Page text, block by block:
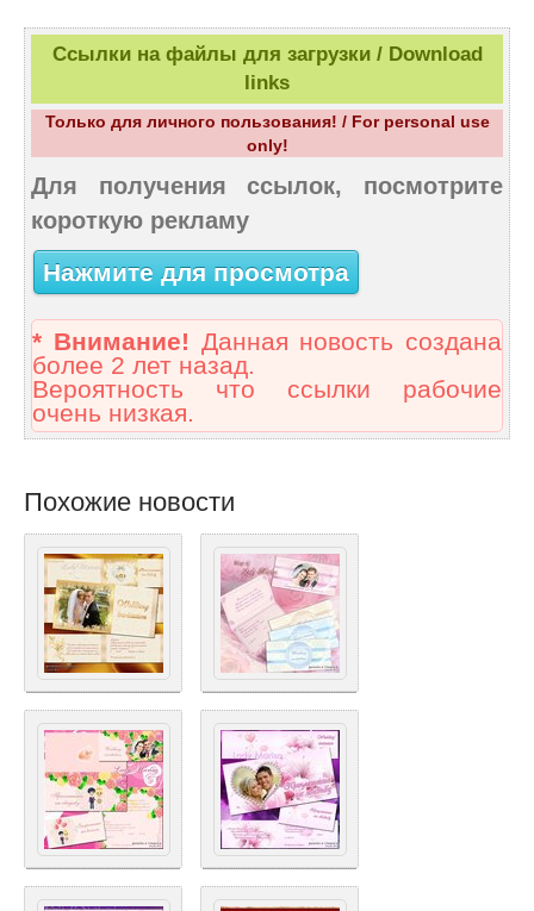
Ссылки на файлы для загрузки / Download
links
Только для личного пользования! / For personal use
only!
Для получения ссылок, посмотрите
короткую рекламу
Нажмите для просмотра
* Внимание! Данная новость создана
более 2 лет назад.
Вероятность что ссылки рабочие
очень низкая.
Похожие новости